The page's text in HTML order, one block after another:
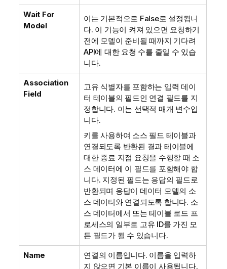
Wait For
Model
이는 기본적으로 False로 설정됩니
다. 이 기능이 켜져 있으면 요청하기
전에 모델이 준비될 때까지 기다려
API에 대한 요청 수를 줄일 수 있습
니다.
Association
Field
고유 식별자를 포함하는 입력 데이
터 테이블의 필드인 연결 필드를 지
정합니다. 이는 선택적 매개 변수입
니다.
키를 사용하여 소스 필드 테이블과
연결되도록 반환된 결과 테이블에
대한 종료 지점 요청을 수행할 때 소
스 데이터에 이 필드를 포함해야 합
니다. 지정된 필드는 응답의 필드로
반환되며 응답이 데이터 모델의 소
스 데이터와 연결되도록 합니다. 소
스 데이터에서 또는 테이블 로드 프
로세스의 일부로 고유 ID를 가진 모
든 필드가 될 수 있습니다.
Name
연결의 이름입니다. 이름을 입력하
지 않으면 기본 이름이 사용됩니다.